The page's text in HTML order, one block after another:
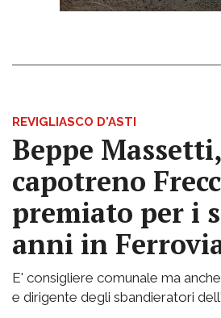
REVIGLIASCO D'ASTI
Beppe Massetti,
capotreno
premiato per i
anni in
E' consigliere comunale ma
e dirigente degli sbandieratori